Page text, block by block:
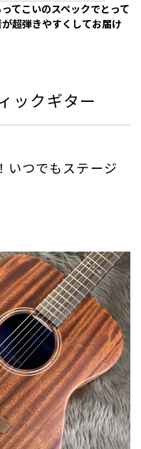
てこいのスペックでとって
超弾きやすくしてお届け
ックギター
いつでもステージ